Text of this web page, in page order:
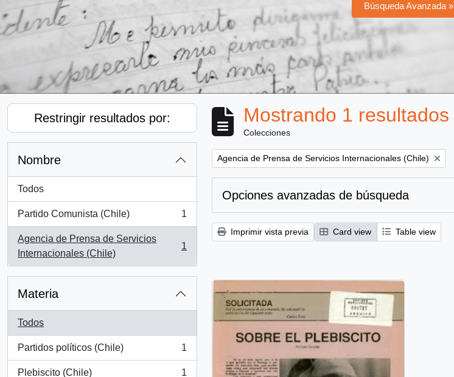
Búsqueda Avanzada »
Restringir resultados por:
Nombre
Todos
Partido Comunista (Chile)
, 1 resultados
1
Agencia de Prensa de Servicios
Internacionales (Chile)
, 1 resultados
1
Materia
Todos
Partidos políticos (Chile)
, 1 resultados
1
Plebiscito (Chile) 1
Mostrando 1 resultados
Colecciones
Remove filter:
Agencia de Prensa de Servicios Internacionales (Chile)
Opciones avanzadas de búsqueda
Imprimir vista previa Card view Table view